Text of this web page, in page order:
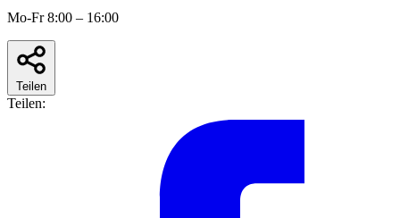
Mo-Fr 8:00 – 16:00
Teilen
Teilen: